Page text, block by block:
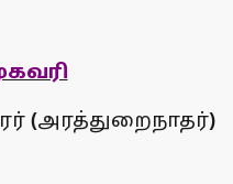
(அரத்துறைநாதர்)